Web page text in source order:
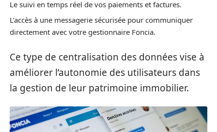
Le suivi en temps réel de vos paiements et factures.
L’accès à une messagerie sécurisée pour communiquer
directement avec votre gestionnaire Foncia.
Ce type de centralisation des données vise à
améliorer l’autonomie des utilisateurs dans
la gestion de leur patrimoine immobilier.